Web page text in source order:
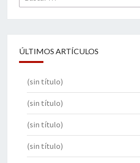
por:
ÚLTIMOS ARTÍCULOS
(sin título)
(sin título)
(sin título)
(sin título)